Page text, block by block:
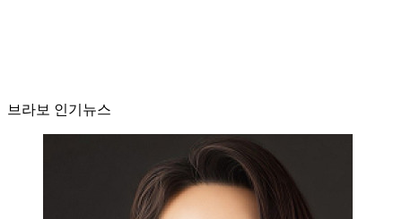
브라보 인기뉴스